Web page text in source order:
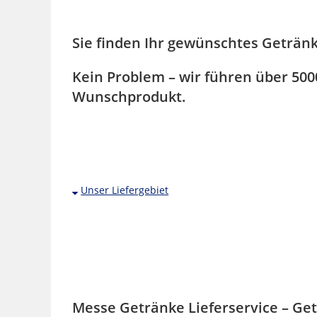
Sie finden Ihr gewünschtes
Kein Problem – wir führen über
Wunschprodukt.
Wir von Getränke Grossmann Getränke
Flughafen Frankfurt Fraport, Frankfurt Gateway
Unser Liefergebiet
Messe Getränke Lieferservice –